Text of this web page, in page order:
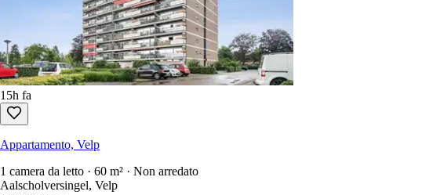
Solo annunci gratuiti da contattare
Ogni affitto nei Paesi Bassi in una sola ricerca.1.100+ sitiscansionati ogni 15 secondi.
Crea un account